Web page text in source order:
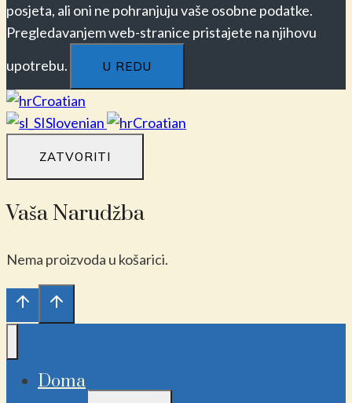
posjeta, ali oni ne pohranjuju vaše osobne podatke.
Pregledavanjem web-stranice pristajete na njihovu
upotrebu.
U REDU
Croatian
Slovenian
Croatian
ZATVORITI
Vaša Narudžba
Nema proizvoda u košarici.
Doma